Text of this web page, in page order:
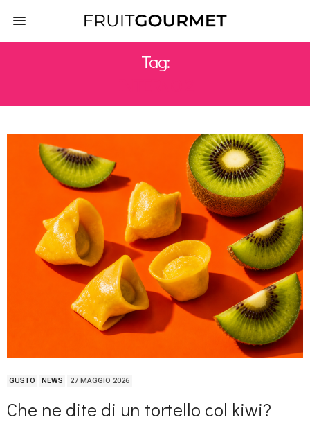
Tag:
GUSTO NEWS 27 MAGGIO 2026
Che ne dite di un tortello col kiwi?